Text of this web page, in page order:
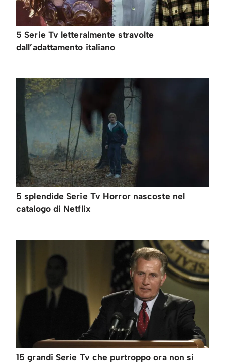
5 Serie Tv letteralmente stravolte
dall’adattamento italiano
5 splendide Serie Tv Horror nascoste nel
catalogo di Netflix
15 grandi Serie Tv che purtroppo ora non si